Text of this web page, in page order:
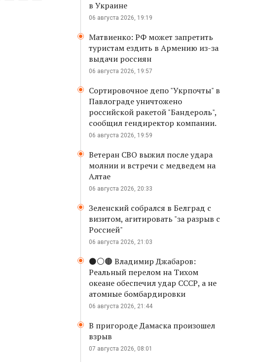
в Украине
06 августа 2026, 19:19
Матвиенко: РФ может запретить
туристам ездить в Армению из-за
выдачи россиян
06 августа 2026, 19:57
Сортировочное депо "Укрпочты" в
Павлограде уничтожено
российской ракетой "Бандероль",
сообщил гендиректор компании.
06 августа 2026, 19:59
Ветеран СВО выжил после удара
молнии и встречи с медведем на
Алтае
06 августа 2026, 20:33
Зеленский собрался в Белград с
визитом, агитировать "за разрыв с
Россией"
06 августа 2026, 21:03
⚫️⚪️🟤 Владимир Джабаров:
Реальный перелом на Тихом
океане обеспечил удар СССР, а не
атомные бомбардировки
06 августа 2026, 21:44
В пригороде Дамаска произошел
взрыв
07 августа 2026, 08:01